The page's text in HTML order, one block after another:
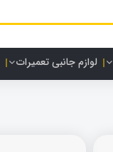
لوازم جانبی تعمیرات